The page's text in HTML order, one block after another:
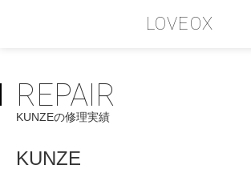
LOVEOX
PHILOSOPHY
フィロソフィー
COMPANY PROFILE
REPAIR
KUNZEの修理実績
KUNZE